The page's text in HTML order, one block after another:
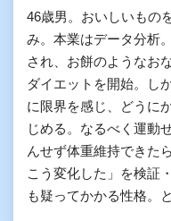
46歳男。おいしいもの
み。本業はデータ分析
され、お餅のようなお
ダイエットを開始。し
に限界を感じ、どうに
じめる。なるべく運動
んせず体重維持できた
こう変化した」を検証
も疑ってかかる性格。